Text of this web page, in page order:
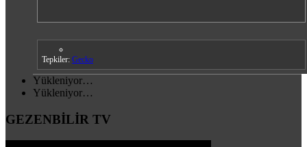
Tepkiler: Gecko
Yükleniyor…
Yükleniyor…
GEZENBİLİR TV